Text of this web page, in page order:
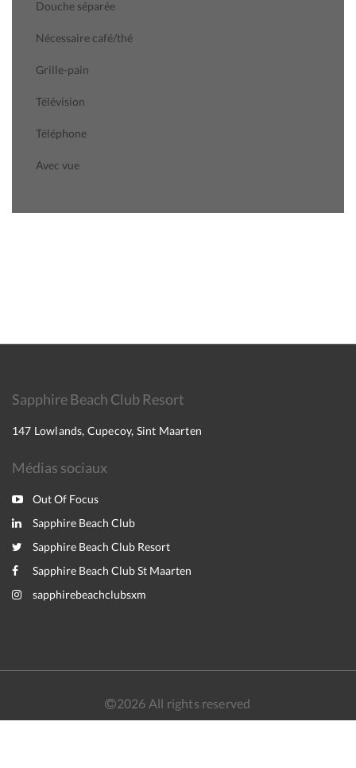
Douche séparée
Nécessaire café/thé
Grille-pain
Télévision
Téléphone
Avec vue
Sapphire Beach Club Resort
147 Lowlands, Cupecoy, Sint Maarten
Médias sociaux
Out Of Focus
Sapphire Beach Club
Sapphire Beach Club Resort
Sapphire Beach Club St Maarten
sapphirebeachclubsxm
2026 All rights reserved